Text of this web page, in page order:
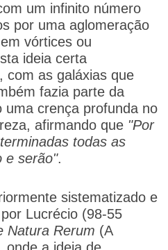
um infinito número
por uma aglomeração
vórtices ou
ideia certa
com as galáxias que
fazia parte da
uma crença profunda no
afirmando que "Por
todas as
e serão".
sistematizado e
Lucrécio (98-55
Natura Rerum (A